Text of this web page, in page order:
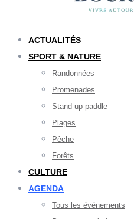
ACTUALITÉS
SPORT & NATURE
Randonnées
Promenades
Stand up paddle
Plages
Pêche
Forêts
CULTURE
AGENDA
Tous les événements